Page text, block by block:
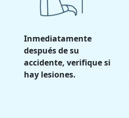
Inmediatamente
después de su
accidente, verifique si
hay lesiones.